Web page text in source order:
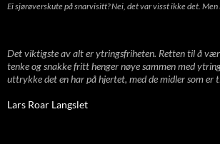
Ei sjørøverskute på snarvisitt? Nei, det var visst ikke det.
Det viktigste av alt er ytringsfriheten. Retten til å
tenke og snakke fritt henger nøye sammen med
uttrykke det en har på hjertet, med de midler som er
Lars Roar Langslet